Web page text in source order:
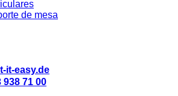
de mesa
it-easy.de
938 71 00